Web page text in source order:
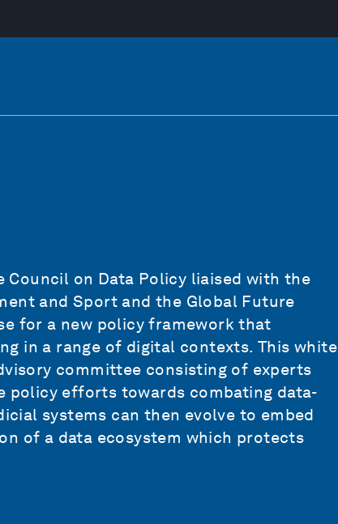
Council on Data Policy liaised with the
and Sport and the Global Future
for a new policy framework that
in a range of digital contexts. This white
committee consisting of experts
policy efforts towards combating data-
systems can then evolve to embed
of a data ecosystem which protects